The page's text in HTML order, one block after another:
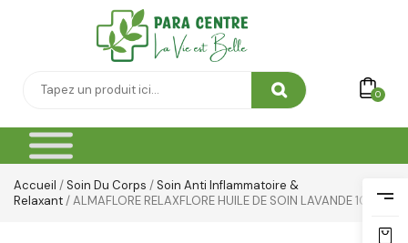
0
Accueil /Soin Du Corps /Soin Anti Inflammatoire &
Relaxant/ ALMAFLORE RELAXFLORE HUILE DE SOIN LAVANDE 100ML